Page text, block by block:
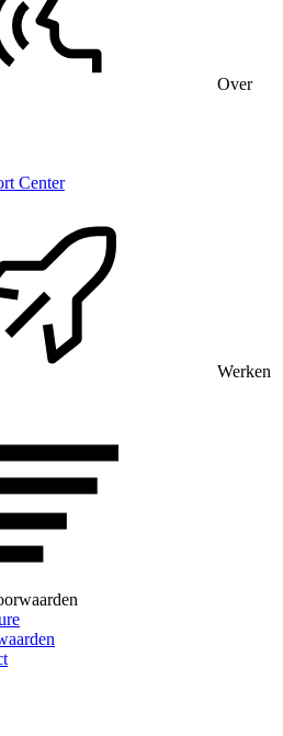
Over
Center
Werken